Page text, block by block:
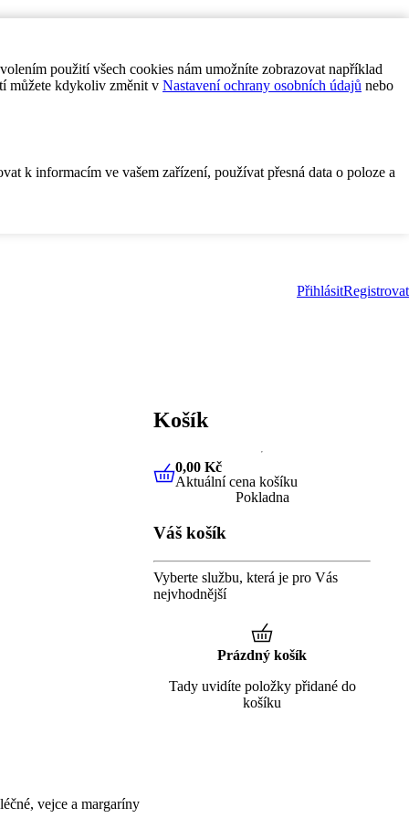
použití všech cookies nám umožníte zobrazovat například
můžete kdykoliv změnit v Nastavení ochrany osobních údajů nebo
k informacím ve vašem zařízení, používat přesná data o poloze a
PřihlásitRegistrovat
vejce a margaríny
Košík
0,00 KčAktuální cena košíku
0,00 Kč
Aktuální cena košíku
Pokladna
Váš košík
Vyberte službu, která je pro Vás
nejvhodnější
Prázdný košík
Tady uvidíte položky přidané do
košíku